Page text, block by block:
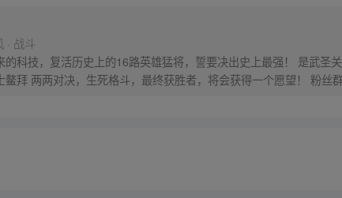
· 战斗
历史上的16路英雄猛将，誓要决出史上最强！ 是武圣关云长、还是西楚霸王项羽，是一人之下的吕奉先，还
是满洲第一勇士鳌拜 两两